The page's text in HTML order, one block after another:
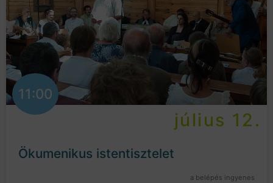
11:00
július 12.
Ökumenikus istentisztelet
a belépés ingyenes